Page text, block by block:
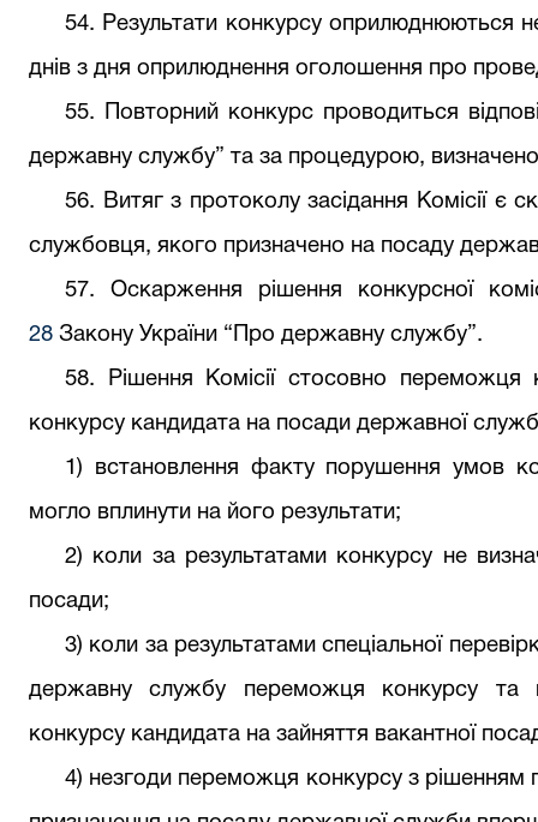
54. Результати конкурсу оприлюднюються
днів з дня оприлюднення оголошення про
55. Повторний конкурс проводиться
державну службу” та за процедурою,
56. Витяг з протоколу засідання Комісії є
службовця, якого призначено на посаду
57. Оскарження рішення конкурсної
28 Закону України “Про державну службу”.
58. Рішення Комісії стосовно переможця
конкурсу кандидата на посади державної
1) встановлення факту порушення умов
могло вплинути на його результати;
2) коли за результатами конкурсу не
посади;
3) коли за результатами спеціальної
державну службу переможця конкурсу та
конкурсу кандидата на зайняття вакантної
4) незгоди переможця конкурсу з рішенням